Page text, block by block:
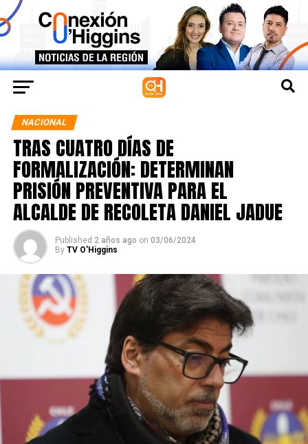
NACIONAL
TRAS CUATRO DÍAS DE
FORMALIZACIÓN: DETERMINAN
PRISIÓN PREVENTIVA PARA EL
ALCALDE DE RECOLETA DANIEL JADUE
Published 2 años ago on 03/06/2024
By TV O'Higgins